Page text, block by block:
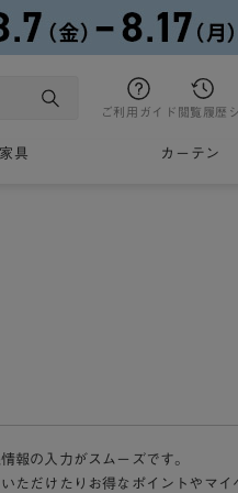
ご利用ガイド 閲覧履歴
家具 カーテン
報の入力がスムーズです。
ただけたりお得なポイントやマイ